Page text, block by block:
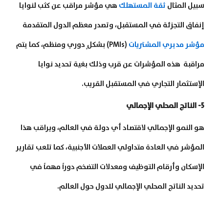
سبيل المثال ثقة المستهلك هي مؤشر مراقب عن كثب لنوايا
إنفاق التجزئة في المستقبل، وتصدر معظم الدول المتقدمة
مؤشر مديري المشتريات
(PMIs) بشكلٍ دوري ومنظم، كما يتم
مراقبة هذه المؤشرات عن قرب وذلك بغية تحديد نوايا
الإستثمار التجاري في المستقبل القريب.
5- الناتج المحلي الإجمالي
هو النمو الإجمالي لاقتصاد أي دولة في العالم، ويراقب هذا
المؤشر في العادة متداولي العملات الأجنبية، كما تلعب تقارير
الإسكان وأرقام التوظيف ومعدلات التضخم دوراً مهماً في
تحديد الناتج المحلي الإجمالي للدول حول العالم.